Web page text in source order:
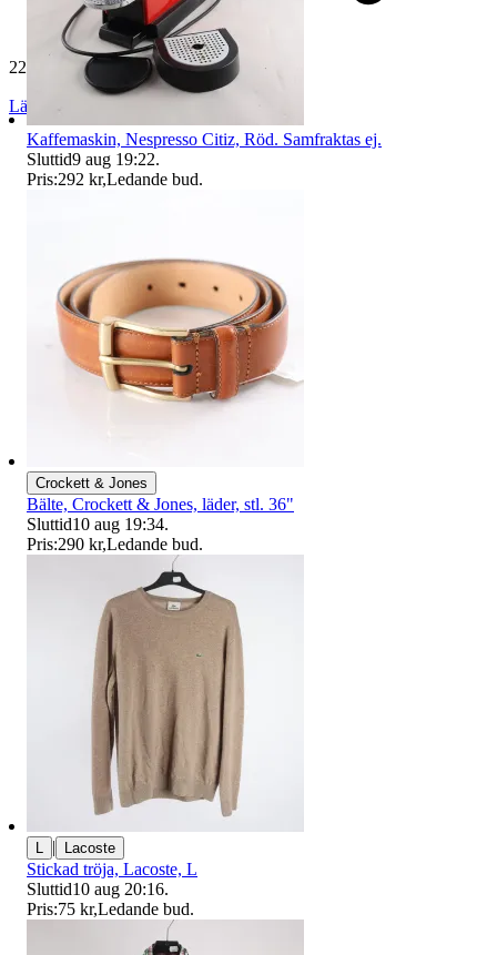
229 592 omdömen
Läs omdömen
Kaffemaskin, Nespresso Citiz, Röd. Samfraktas ej.
Sluttid9 aug 19:22.
Pris:292 kr,Ledande bud.
Crockett & Jones
Bälte, Crockett & Jones, läder, stl. 36"
Sluttid10 aug 19:34.
Pris:290 kr,Ledande bud.
| Lacoste
Stickad tröja, Lacoste, L
Sluttid10 aug 20:16.
Pris:75 kr,Ledande bud.